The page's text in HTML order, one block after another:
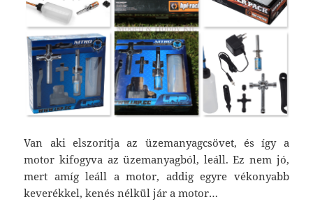
Van aki elszorítja az üzemanyagcsövet, és így a
motor kifogyva az üzemanyagból, leáll. Ez nem jó,
mert amíg leáll a motor, addig egyre vékonyabb
keverékkel, kenés nélkül jár a motor…